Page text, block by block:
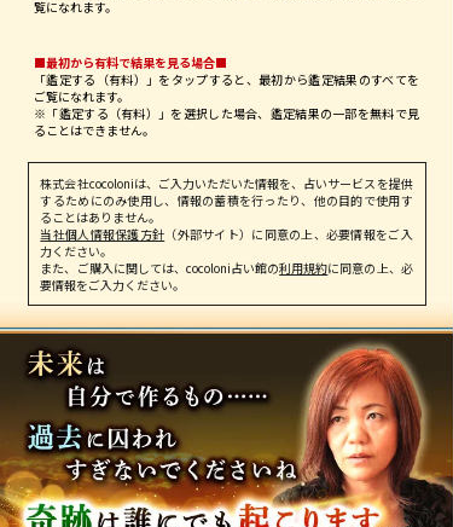
覧になれます。
■最初から有料で結果を見る場合■
「鑑定する（有料）」を タップすると、最初から鑑定結果のすべてを
ご覧になれます。
※「鑑定する（有料）」を選択した場合、鑑定結果の一部を無料で見
ることはできません。
株式会社cocoloniは、ご入力いただいた情報を、占いサービスを提供
するためにのみ使用し、情報の蓄積を行ったり、他の目的で使用す
ることはありません。
当社個人情報保護方針 （外部サイト）に同意の上、必要情報をご入
力ください。
また、ご購入に関しては、cocoloni占い館の利用規約に同意の上、必
要情報をご入力ください。